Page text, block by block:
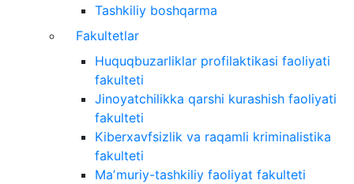
Tashkiliy boshqarma
Fakultetlar
Huquqbuzarliklar profilaktikasi faoliyati
fakulteti
Jinoyatchilikka qarshi kurashish faoliyati
fakulteti
Kiberxavfsizlik va raqamli kriminalistika
fakulteti
Maʼmuriy-tashkiliy faoliyat fakulteti